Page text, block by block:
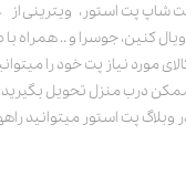
شاپ پت استور، ویترینی از
کنین، جوسرا و .. همراه
مورد نیاز پت خود را
درب منزل تحویل
وبلاگ پت استور میتوانید